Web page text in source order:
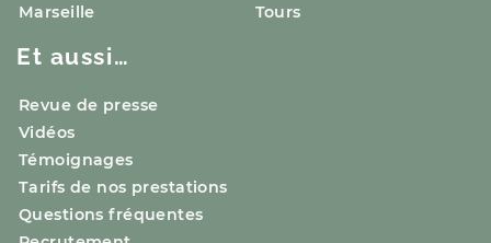
Marseille
Tours
Et aussi…
Revue de presse
Vidéos
Témoignages
Tarifs de nos prestations
Questions fréquentes